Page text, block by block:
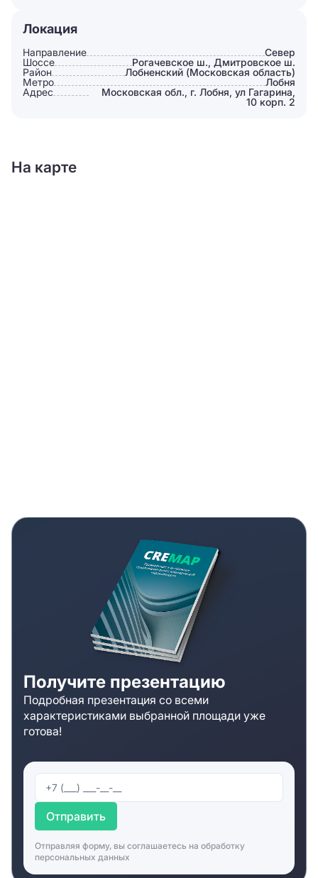
Локация
Направление
Север
Шоссе
Рогачевское ш., Дмитровское ш.
Район
Лобненский (Московская область)
Метро
Лобня
Адрес
Московская обл., г. Лобня, ул Гагарина,
10 корп. 2
На карте
Получите презентацию
Подробная презентация со всеми
характеристиками выбранной площади уже
готова!
Отправить
Отправляя форму, вы соглашаетесь на обработку
персональных данных